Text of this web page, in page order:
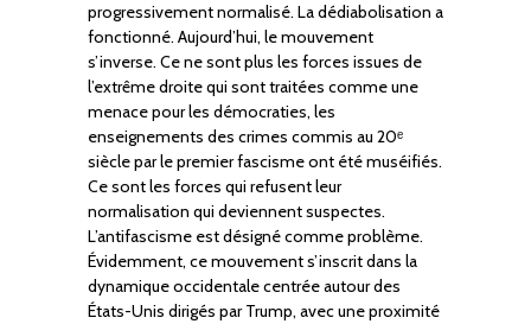
progressivement normalisé. La dédiabolisation a
fonctionné. Aujourd’hui, le mouvement
s’inverse. Ce ne sont plus les forces issues de
l’extrême droite qui sont traitées comme une
menace pour les démocraties, les
enseignements des crimes commis au 20ᵉ
siècle par le premier fascisme ont été muséifiés.
Ce sont les forces qui refusent leur
normalisation qui deviennent suspectes.
L’antifascisme est désigné comme problème.
Évidemment, ce mouvement s’inscrit dans la
dynamique occidentale centrée autour des
États-Unis dirigés par Trump, avec une proximité